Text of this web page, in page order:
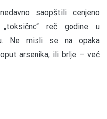
saopštili cenjeno
reč godine u
Ne misli se na opaka
arsenika, ili brlje – već